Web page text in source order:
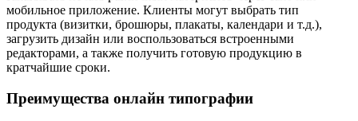
мобильное приложение. Клиенты могут выбрать тип
продукта (визитки, брошюры, плакаты, календари и т.д.),
загрузить дизайн или воспользоваться встроенными
редакторами, а также получить готовую продукцию в
кратчайшие сроки.
Преимущества онлайн типографии